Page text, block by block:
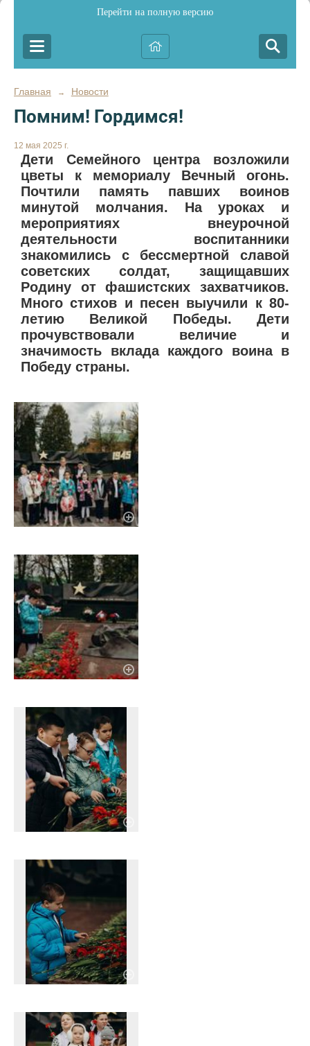
Перейти на полную версию
Главная → Новости
Помним! Гордимся!
12 мая 2025 г.
Дети Семейного центра возложили
цветы к мемориалу Вечный огонь.
Почтили память павших воинов
минутой молчания. На уроках и
мероприятиях внеурочной
деятельности воспитанники
знакомились с бессмертной славой
советских солдат, защищавших
Родину от фашистских захватчиков.
Много стихов и песен выучили к 80-
летию Великой Победы. Дети
прочувствовали величие и
значимость вклада каждого воина в
Победу страны.